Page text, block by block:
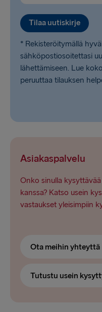
Tilaa uutiskirje
* Rekisteröitymällä
sähköpostiosoitettasi
lähettämiseen. Lue koko
peruuttaa tilauksen
Asiakaspalvelu
Onko sinulla
kanssa? Katso usein
vastaukset yleisimpiin
Ota meihin yhteyttä
Tutustu usein